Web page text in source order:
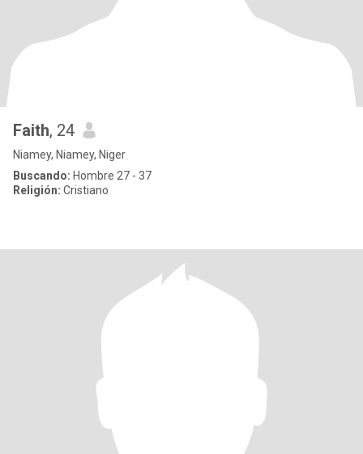
Faith, 24
Niamey, Niamey, Niger
Buscando: Hombre 27 - 37
Religión: Cristiano